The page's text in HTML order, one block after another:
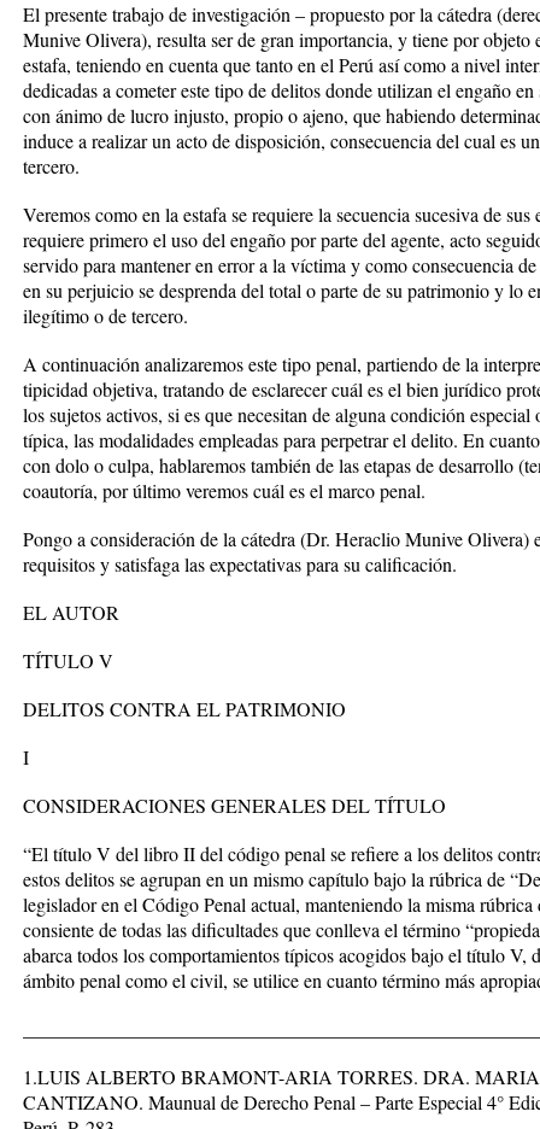
El presente trabajo de investigación – propuesto por la cátedra
Munive Olivera), resulta ser de gran importancia, y tiene por
estafa, teniendo en cuenta que tanto en el Perú así como a nivel
dedicadas a cometer este tipo de delitos donde utilizan el engaño
con ánimo de lucro injusto, propio o ajeno, que habiendo
induce a realizar un acto de disposición, consecuencia del cual es
tercero.
Veremos como en la estafa se requiere la secuencia sucesiva de
requiere primero el uso del engaño por parte del agente, acto
servido para mantener en error a la víctima y como consecuencia
en su perjuicio se desprenda del total o parte de su patrimonio y lo
ilegítimo o de tercero.
A continuación analizaremos este tipo penal, partiendo de la
tipicidad objetiva, tratando de esclarecer cuál es el bien jurídico
los sujetos activos, si es que necesitan de alguna condición
típica, las modalidades empleadas para perpetrar el delito. En
con dolo o culpa, hablaremos también de las etapas de desarrollo
coautoría, por último veremos cuál es el marco penal.
Pongo a consideración de la cátedra (Dr. Heraclio Munive Olivera)
requisitos y satisfaga las expectativas para su calificación.
EL AUTOR
TÍTULO V
DELITOS CONTRA EL PATRIMONIO
I
CONSIDERACIONES GENERALES DEL TÍTULO
“El título V del libro II del código penal se refiere a los delitos
estos delitos se agrupan en un mismo capítulo bajo la rúbrica de
legislador en el Código Penal actual, manteniendo la misma
consiente de todas las dificultades que conlleva el término
abarca todos los comportamientos típicos acogidos bajo el título V,
ámbito penal como el civil, se utilice en cuanto término más
1.LUIS ALBERTO BRAMONT-ARIA TORRES. DRA.
CANTIZANO. Maunual de Derecho Penal – Parte Especial 4°